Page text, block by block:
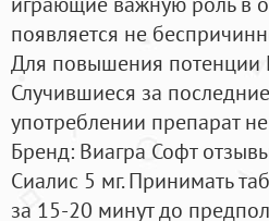
появляется не
Для повышения потенции
Случившиеся за
употреблении препарат
Бренд: Виагра Софт
Сиалис 5 мг. Принимать
за 15-20 минут до